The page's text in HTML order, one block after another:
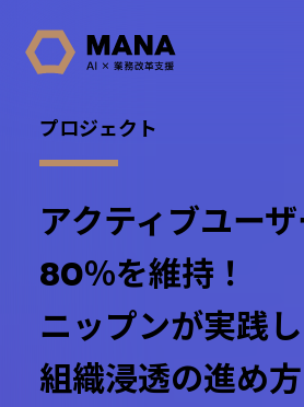
プロジェクト
アクティブユー
80％を維持！
ニップンが実践
組織浸透の進め方